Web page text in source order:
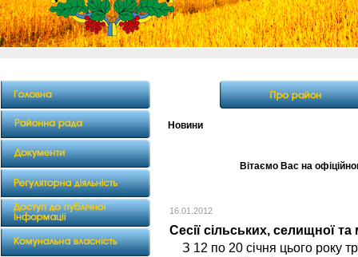
Новини
Вітаємо Вас на
16.01.2012
Сесії сільських, селищної та
З 12 по 20 січня цього року